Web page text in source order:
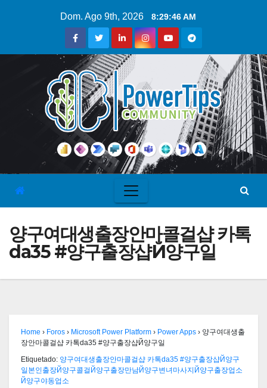
Dom. Ago 9th, 2026 8:29:47 AM
양구여대생출장안마콜걸샵 카톡
da35 #양구출장샵Й양구일
Home › Foros › Microsoft Power Platform › Power Apps › 양구여대생출
장안마콜걸샵 카톡da35 #양구출장샵Й양구일
Etiquetado: 양구여대생출장안마콜걸샵 카톡da35 #양구출장샵Й양구
일본인출장Й양구콜걸Й양구출장만남Й양구변녀마사지Й양구출장업소
Й양구야동업소